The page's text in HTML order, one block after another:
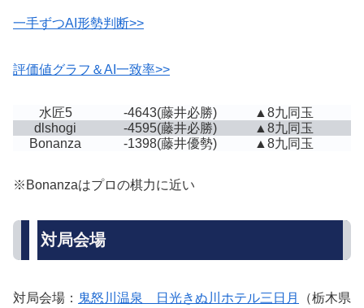
一手ずつAI形勢判断>>
評価値グラフ＆AI一致率>>
水匠5 -4643(藤井必勝)
▲8九同玉
dlshogi
-4595(藤井必勝)
▲8九同玉
Bonanza
-1398(藤井優勢) ▲8九同玉
※Bonanzaはプロの棋力に近い
対局会場
対局会場： 鬼怒川温泉 日光きぬ川ホテル三日月
（栃木県